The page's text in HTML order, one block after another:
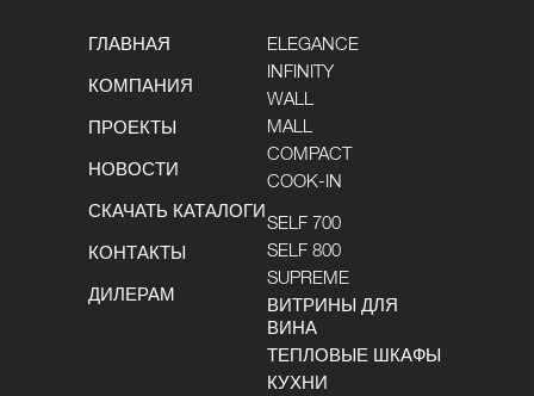
ГЛАВНАЯ
КОМПАНИЯ
ПРОЕКТЫ
НОВОСТИ
СКАЧАТЬ КАТАЛОГИ
КОНТАКТЫ
ДИЛЕРАМ
ELEGANCE
INFINITY
WALL
MALL
COMPACT
COOK-IN
SELF 700
SELF 800
SUPREME
ВИТРИНЫ ДЛЯ
ВИНА
ТЕПЛОВЫЕ ШКАФЫ
КУХНИ